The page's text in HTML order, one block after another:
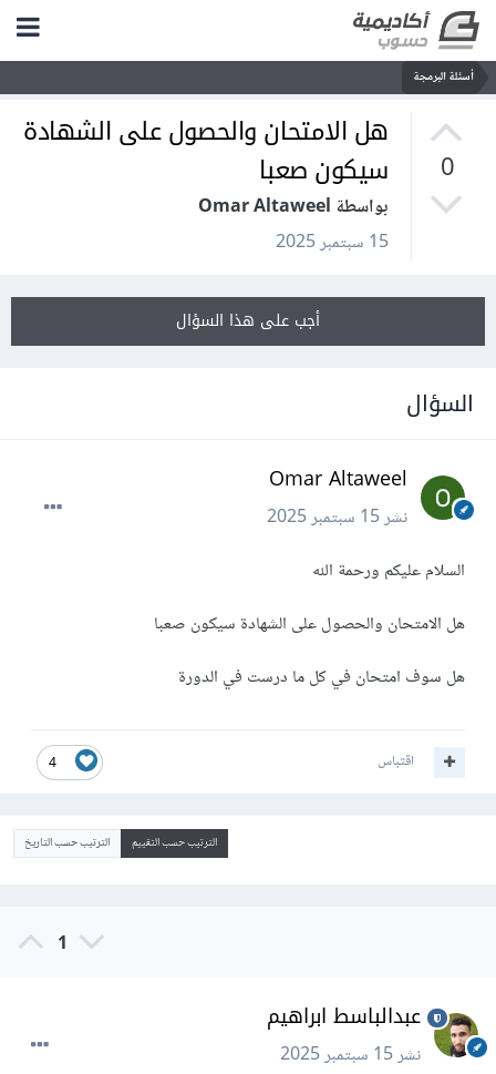
أسئلة البرمجة
0
هل الامتحان والحصول على الشهادة
سيكون صعبا
بواسطة Omar Altaweel
15 سبتمبر 2025
أجب على هذا السؤال
السؤال
Omar Altaweel
نشر15 سبتمبر 2025
السلام عليكم ورحمة الله
هل الامتحان والحصول على الشهادة سيكون صعبا
هل سوف امتحان في كل ما درست في الدورة
4 اقتباس
الترتيب حسب التقييم الترتيب حسب التاريخ
1
عبدالباسط ابراهيم
نشر15 سبتمبر 2025